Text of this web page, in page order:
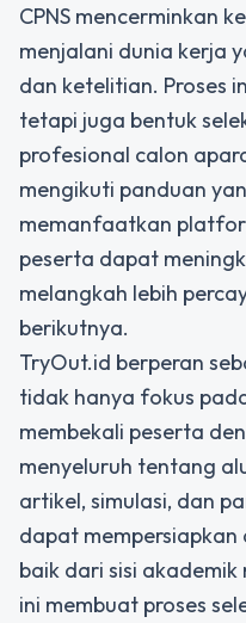
CPNS mencerminkan
menjalani dunia kerja
dan ketelitian. Proses
tetapi juga bentuk
profesional calon
mengikuti panduan
memanfaatkan
peserta dapat
melangkah lebih
berikutnya.
TryOut.id berperan
tidak hanya fokus
membekali peserta
menyeluruh tentang
artikel, simulasi, dan
dapat mempersiapkan
baik dari sisi
ini membuat proses